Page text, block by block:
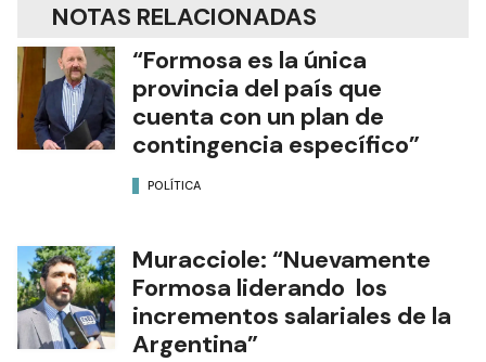
NOTAS RELACIONADAS
“Formosa es la única
provincia del país que
cuenta con un plan de
contingencia específico”
POLÍTICA
Muracciole: “Nuevamente
Formosa liderando los
incrementos salariales de la
Argentina”